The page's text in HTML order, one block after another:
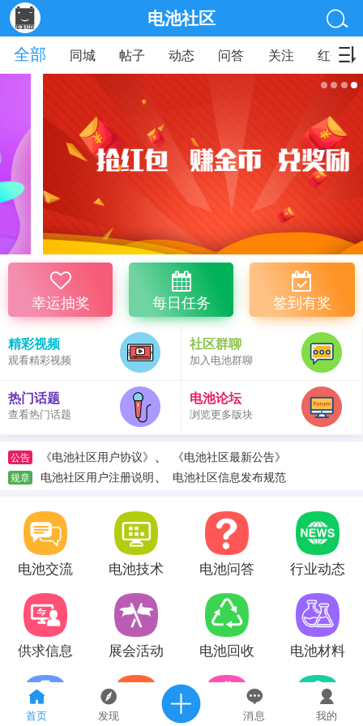
首页 发现 消息 我的
电池社区
全部
同城 帖子 动态 问答 关注 红包
幸运抽奖 每日任务 签到有奖
精彩视频
观看精彩视频
社区群聊
加入电池群聊
热门话题
查看热门话题
电池论坛
浏览更多版块
公告 《电池社区用户协议》 、 《电池社区最新公告》
规章 电池社区用户注册说明、 电池社区信息发布规范
电池交流 电池技术 电池问答 行业动态
供求信息 展会活动 电池回收 电池材料